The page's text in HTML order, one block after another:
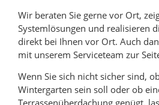
Wir beraten Sie gerne vor Ort,
Systemlösungen und realisieren
direkt bei Ihnen vor Ort. Auch
mit unserem Serviceteam zur
Wenn Sie sich nicht sicher sind,
Wintergarten sein soll oder ob